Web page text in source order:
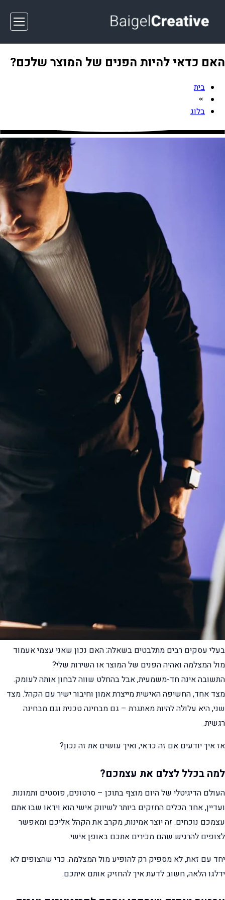
האם כדאי להיות הפנים של המוצר שלכם?
בית
בלוג
בעלי עסקים רבים מתלבטים בשאלה: האם נכון שאני עצמי אעמוד
מול המצלמה ואהיה הפנים של המוצר או השירות שלי?
התשובה אינה חד-משמעית, אבל בהחלט שווה לבחון אותה לעומק.
מצד אחד, החשיפה האישית מייצרת אמון וחיבור ישיר עם הקהל. מצד
שני, היא עלולה להיות מאתגרת – גם מבחינה טכנית וגם מבחינה
רגשית.
אז איך יודעים אם זה כדאי, ואיך עושים את זה נכון?
למה בכלל לצלם את עצמכם?
העולם הדיגיטלי של היום מוצף בתוכן – סרטונים, פוסטים ותמונות.
ועדיין, אחד הכלים החזקים ביותר לשיווק אישי הוא וידאו שבו אתם
עצמכם נוכחים. זה יוצר אמינות, מקרב את הקהל אליכם ומאפשר
לצופים להרגיש שהם מכירים אתכם באופן אישי.
יחד עם זאת, לא מספיק רק להופיע מול המצלמה. כדי שהצופים לא
ידלגו הלאה, חשוב לדעת איך להחזיק אותם איתכם.